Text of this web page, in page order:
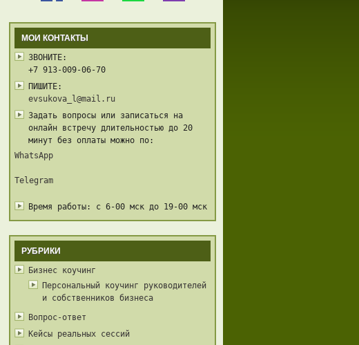
МОИ КОНТАКТЫ
ЗВОНИТЕ:
+7 913-009-06-70
ПИШИТЕ:
evsukova_l@mail.ru
Задать вопросы или записаться на
онлайн встречу длительностью до 20
минут без оплаты можно по:
WhatsApp
Telegram
Время работы: с 6-00 мск до 19-00 мск
РУБРИКИ
Бизнес коучинг
Персональный коучинг руководителей
и собственников бизнеса
Вопрос-ответ
Кейсы реальных сессий